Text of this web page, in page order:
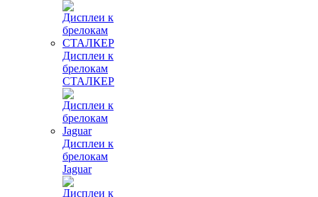
Дисплеи к
брелокам
СТАЛКЕР
Дисплеи к
брелокам
Jaguar